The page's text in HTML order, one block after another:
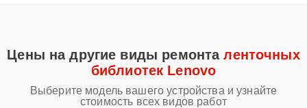
Цены на другие виды ремонталенточных
библиотек Lenovo
Выберите модель вашего устройства и узнайте
стоимость всех видов работ